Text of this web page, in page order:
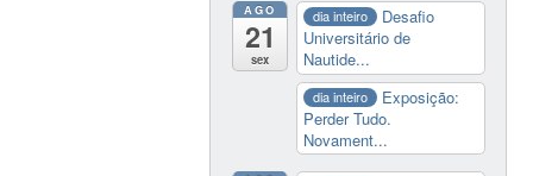
AGO
21
sex
dia inteiro
Desafio
Universitário de
Nautide...
dia inteiro
Exposição:
Perder Tudo.
Novament...